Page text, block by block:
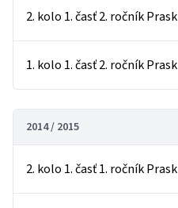
2. kolo 1. časť 2. ročník Prask
1. kolo 1. časť 2. ročník Prask
2014 / 2015
2. kolo 1. časť 1. ročník Prask